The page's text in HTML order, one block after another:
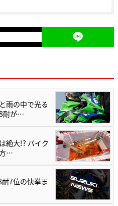
雨の中で光る
耐が…
絶大!? バイク
…
7位の快挙ま